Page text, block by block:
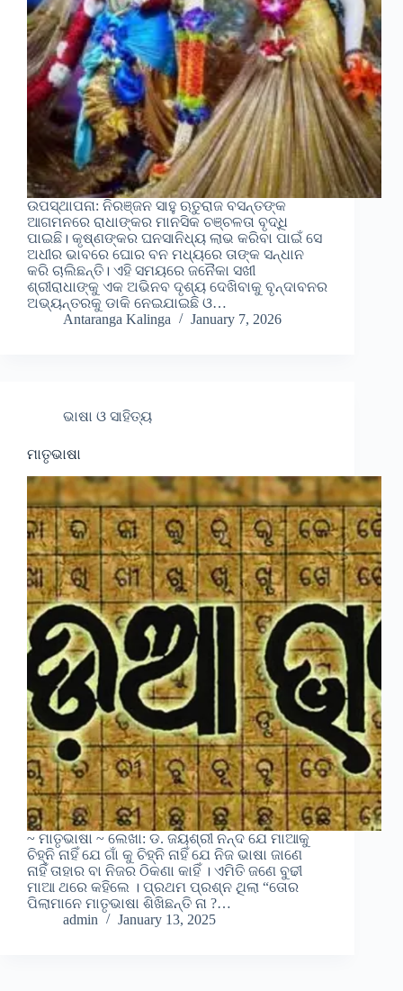
ଉପସ୍ଥାପନା: ନିରଞ୍ଜନ ସାହୁ ଋତୁରାଜ ବସନ୍ତଙ୍କ
ଆଗମନରେ ରାଧାଙ୍କର ମାନସିକ ଚଞ୍ଚଳତା ବୃଦ୍ଧି
ପାଇଛି। କୃଷ୍ଣଙ୍କର ଘନସାନିଧ୍ୟ ଲାଭ କରିବା ପାଇଁ ସେ
ଅଧୀର ଭାବରେ ଘୋର ବନ ମଧ୍ୟରେ ତାଙ୍କ ସନ୍ଧାନ
କରି ଚାଲିଛନ୍ତି। ଏହି ସମୟରେ ଜନୈକା ସଖୀ
ଶ୍ରୀରାଧାଙ୍କୁ ଏକ ଅଭିନବ ଦୃଶ୍ୟ ଦେଖିବାକୁ ବୃନ୍ଦାବନର
ଅଭ୍ୟନ୍ତରକୁ ଡାକି ନେଇଯାଇଛି ଓ…
Antaranga Kalinga
January 7, 2026
ଭାଷା ଓ ସାହିତ୍ୟ
ମାତୃଭାଷା
~ ମାତୃଭାଷା ~ ଲେଖା: ଡ. ଜୟଶ୍ରୀ ନନ୍ଦ ଯେ ମାଆକୁ
ଚିହ୍ନି ନାହିଁ ଯେ ଗାଁ କୁ ଚିହ୍ନି ନାହିଁ ଯେ ନିଜ ଭାଷା ଜାଣେ
ନାହିଁ ତାହାର ବା ନିଜର ଠିକଣା କାହିଁ । ଏମିତି ଜଣେ ବୁଢୀ
ମାଆ ଥରେ କହିଲେ । ପ୍ରଥମ ପ୍ରଶ୍ନ ଥିଲା “ତୋର
ପିଲାମାନେ ମାତୃଭାଷା ଶିଖିଛନ୍ତି ନା ?…
admin
January 13, 2025